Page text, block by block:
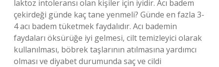
laktoz intoleransı olan kişiler için iyidir. Acı badem
çekirdeği günde kaç tane yenmeli? Günde en fazla 3-
4 acı badem tüketmek faydalıdır. Acı bademin
faydaları öksürüğe iyi gelmesi, cilt temizleyici olarak
kullanılması, böbrek taşlarının atılmasına yardımcı
olması ve diyabet durumunda saç ve cildi